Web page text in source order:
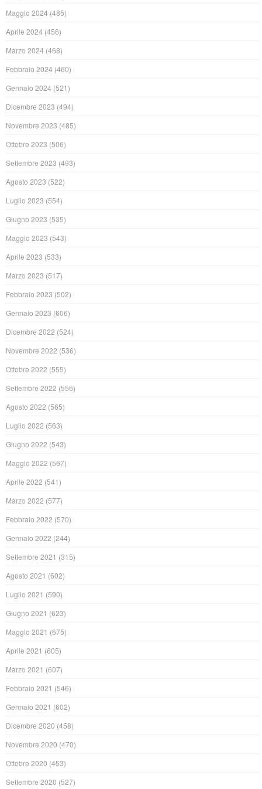
Maggio 2024 (485)
Aprile 2024 (456)
Marzo 2024 (468)
Febbraio 2024 (460)
Gennaio 2024 (521)
Dicembre 2023 (494)
Novembre 2023 (485)
Ottobre 2023 (506)
Settembre 2023 (493)
Agosto 2023 (522)
Luglio 2023 (554)
Giugno 2023 (535)
Maggio 2023 (543)
Aprile 2023 (533)
Marzo 2023 (517)
Febbraio 2023 (502)
Gennaio 2023 (606)
Dicembre 2022 (524)
Novembre 2022 (536)
Ottobre 2022 (555)
Settembre 2022 (556)
Agosto 2022 (565)
Luglio 2022 (563)
Giugno 2022 (543)
Maggio 2022 (567)
Aprile 2022 (541)
Marzo 2022 (577)
Febbraio 2022 (570)
Gennaio 2022 (244)
Settembre 2021 (315)
Agosto 2021 (602)
Luglio 2021 (590)
Giugno 2021 (623)
Maggio 2021 (675)
Aprile 2021 (605)
Marzo 2021 (607)
Febbraio 2021 (546)
Gennaio 2021 (602)
Dicembre 2020 (458)
Novembre 2020 (470)
Ottobre 2020 (453)
Settembre 2020 (527)